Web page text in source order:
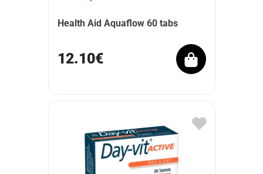
Health Aid Aquaflow 60 tabs
12.10€